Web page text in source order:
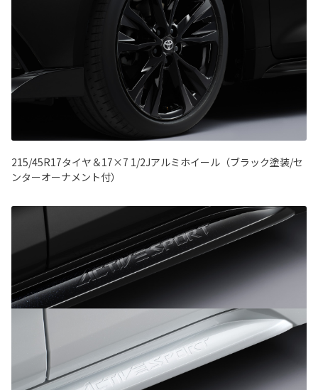
215/45R17タイヤ＆17×7 1/2Jアルミホイール（ブラック塗装/セ
ンターオーナメント付）